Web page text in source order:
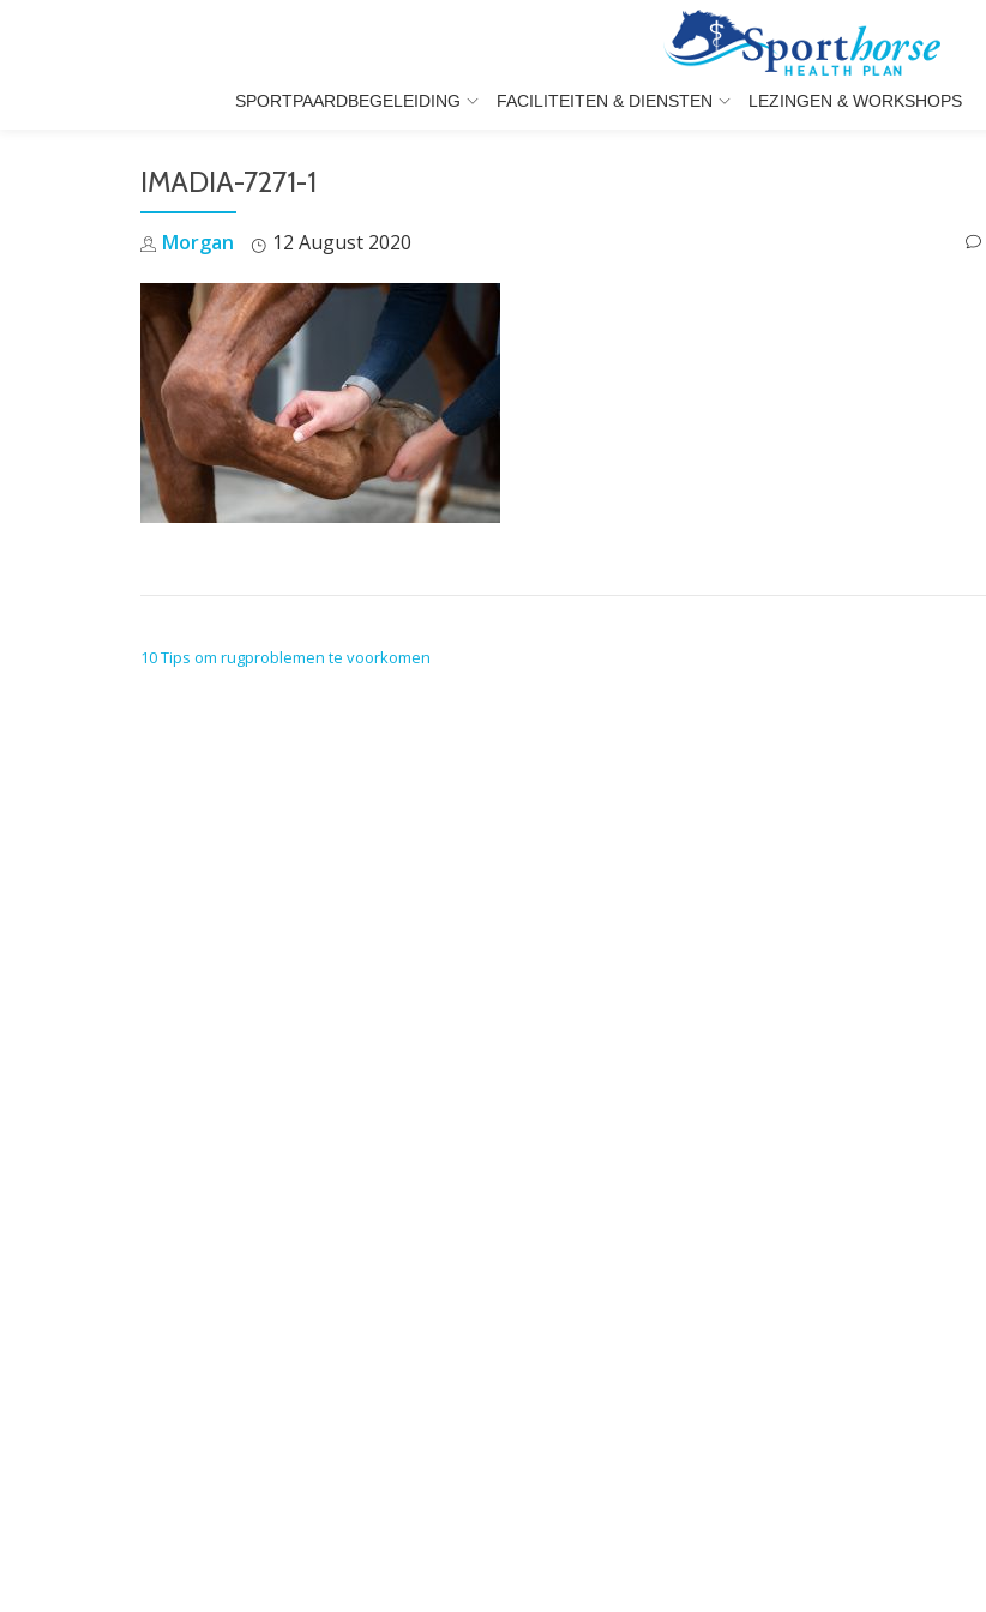
SPORTPAARDBEGELEIDING FACILITEITEN & DIENSTEN LEZINGEN & WORKSHOPS
IMADIA-7271-1
Morgan 12 August 2020
10 Tips om rugproblemen te voorkomen